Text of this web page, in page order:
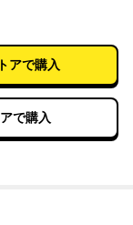
アで購入
で購入